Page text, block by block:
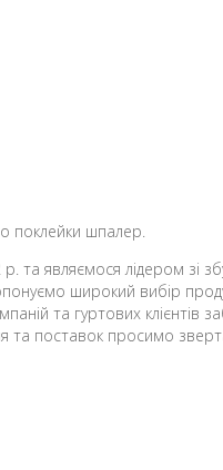
поклейки шпалер.
являємося лідером зі
широкий вибір
та гуртових клієнтів
та поставок просимо